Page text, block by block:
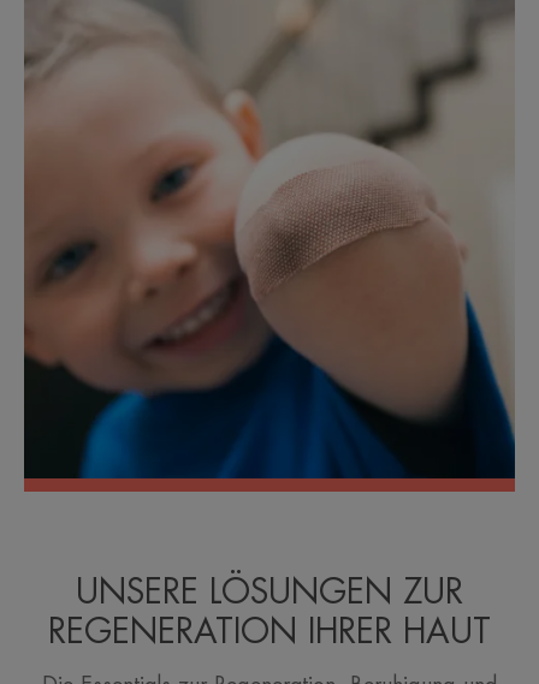
UNSERE LÖSUNGEN ZUR
REGENERATION IHRER HAUT